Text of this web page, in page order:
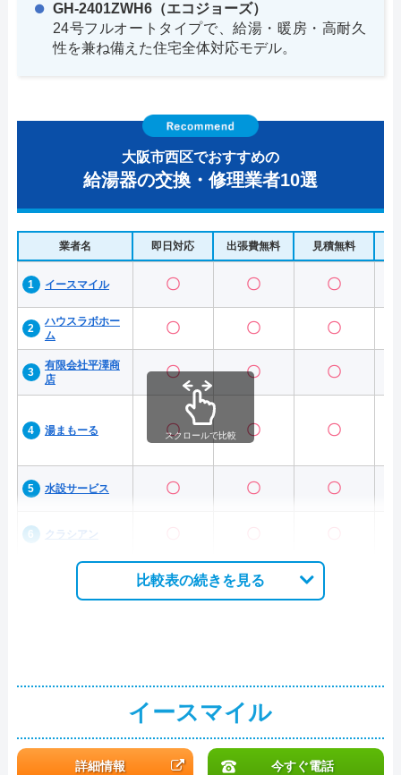
GH-2401ZWH6（エコジョーズ）
24号フルオートタイプで、給湯・暖房・高耐久
性を兼ね備えた住宅全体対応モデル。
大阪市西区でおすすめの
給湯器の交換・修理業者10選
業者名 即日対応 出張費無料 見積無料
イースマイル 〇 〇 〇
ハウスラボホー
ム
〇 〇 〇
有限会社平澤商
店
〇 〇 〇
湯まもーる 〇 〇 〇
水設サービス 〇 〇 〇
クラシアン
スクロールで比較
比較表の続きを見る
イースマイル
詳細情報 今すぐ電話